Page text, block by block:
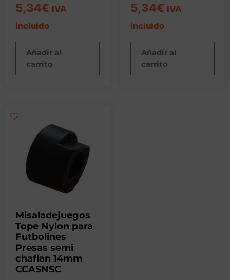
5,34€ IVA
incluido
Añadir al
carrito
5,34€ IVA
incluido
Añadir al
carrito
Misaladejuegos
Tope Nylon para
Futbolines
Presas semi
chaflan 14mm
CCASNSC